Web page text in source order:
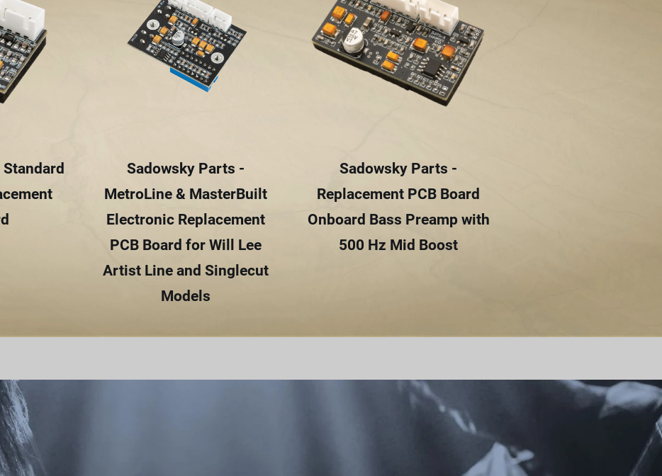
Sadowsky Parts -
MetroLine & MasterBuilt
Electronic Replacement
PCB Board for Will Lee
Artist Line and Singlecut
Models
Sadowsky Parts -
Replacement PCB Board
Onboard Bass Preamp with
500 Hz Mid Boost